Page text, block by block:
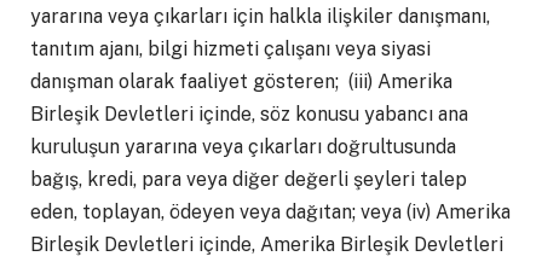
yararına veya çıkarları için halkla ilişkiler danışmanı,
tanıtım ajanı, bilgi hizmeti çalışanı veya siyasi
danışman olarak faaliyet gösteren; (iii) Amerika
Birleşik Devletleri içinde, söz konusu yabancı ana
kuruluşun yararına veya çıkarları doğrultusunda
bağış, kredi, para veya diğer değerli şeyleri talep
eden, toplayan, ödeyen veya dağıtan; veya (iv) Amerika
Birleşik Devletleri içinde, Amerika Birleşik Devletleri